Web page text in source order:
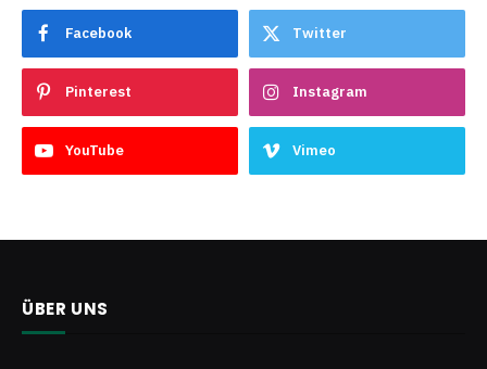
Facebook Twitter
Pinterest Instagram
YouTube Vimeo
ÜBER UNS